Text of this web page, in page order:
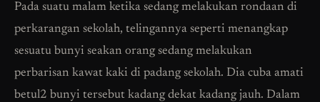
Pada suatu malam ketika sedang melakukan rondaan di
perkarangan sekolah, telingannya seperti menangkap
sesuatu bunyi seakan orang sedang melakukan
perbarisan kawat kaki di padang sekolah. Dia cuba amati
betul2 bunyi tersebut kadang dekat kadang jauh. Dalam